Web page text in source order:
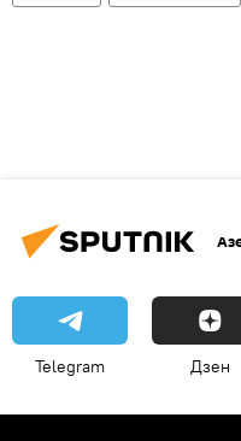
Telegram Дзен